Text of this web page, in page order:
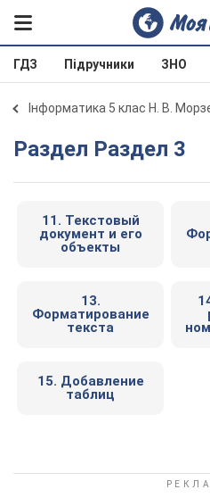
ГДЗ Підручники ЗНО
Інформатика 5 клас Н. В.
Раздел Раздел 3
11. Текстовый
документ и его
объекты
13.
Форматирование
текста
15. Добавление
таблиц